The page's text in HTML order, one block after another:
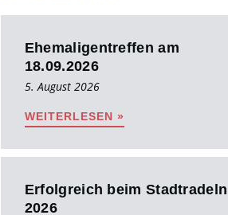
Ehemaligentreffen am
18.09.2026
5. August 2026
WEITERLESEN »
Erfolgreich beim Stadtradeln
2026